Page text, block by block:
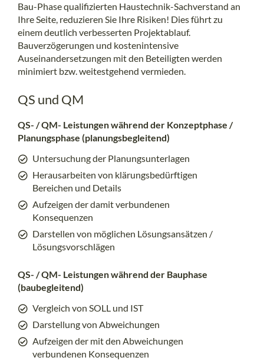
Bau-Phase qualifizierten Haustechnik-Sachverstand an
Ihre Seite, reduzieren Sie Ihre Risiken! Dies führt zu
einem deutlich verbesserten Projektablauf.
Bauverzögerungen und kostenintensive
Auseinandersetzungen mit den Beteiligten werden
minimiert bzw. weitestgehend vermieden.
QS und QM
QS- / QM- Leistungen während der Konzeptphase /
Planungsphase (planungsbegleitend)
Untersuchung der Planungsunterlagen
Herausarbeiten von klärungsbedürftigen
Bereichen und Details
Aufzeigen der damit verbundenen
Konsequenzen
Darstellen von möglichen Lösungsansätzen /
Lösungsvorschlägen
QS- / QM- Leistungen während der Bauphase
(baubegleitend)
Vergleich von SOLL und IST
Darstellung von Abweichungen
Aufzeigen der mit den Abweichungen
verbundenen Konsequenzen